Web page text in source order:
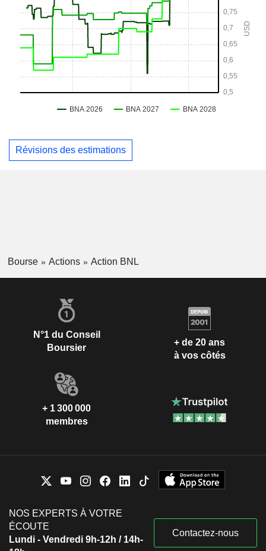
Révisions des estimations
Bourse Actions Action BNL
N°1 du Conseil
Boursier
+ de 20 ans
à vos côtés
+ 1 300 000
membres
NOS EXPERTS À VOTRE
ÉCOUTE
Lundi - Vendredi 9h-12h / 14h-
Contactez-nous